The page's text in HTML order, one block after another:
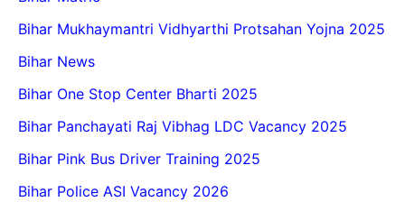
Bihar Mukhaymantri Vidhyarthi Protsahan Yojna 2025
Bihar News
Bihar One Stop Center Bharti 2025
Bihar Panchayati Raj Vibhag LDC Vacancy 2025
Bihar Pink Bus Driver Training 2025
Bihar Police ASI Vacancy 2026